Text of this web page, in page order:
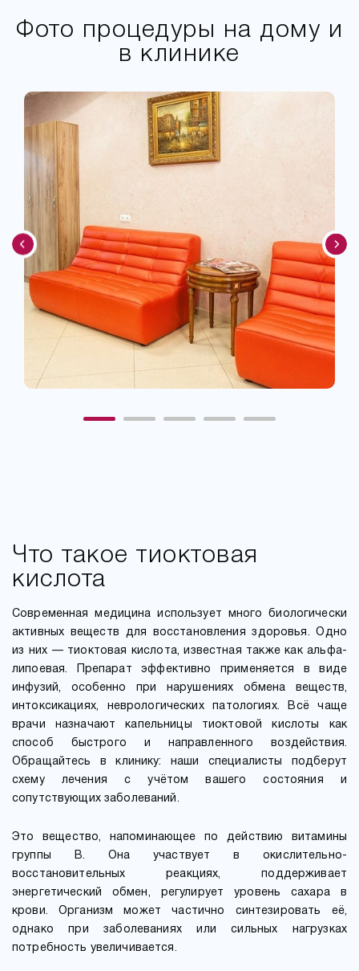
Фото процедуры на дому и
в клинике
Что такое тиоктовая
кислота
Современная медицина использует много биологически
активных веществ для восстановления здоровья. Одно
из них — тиоктовая кислота, известная также как альфа-
липоевая. Препарат эффективно применяется в виде
инфузий, особенно при нарушениях обмена веществ,
интоксикациях, неврологических патологиях. Всё чаще
врачи назначают капельницы тиоктовой кислоты как
способ быстрого и направленного воздействия.
Обращайтесь в клинику: наши специалисты подберут
схему лечения с учётом вашего состояния и
сопутствующих заболеваний.
Это вещество, напоминающее по действию витамины
группы B. Она участвует в окислительно-
восстановительных реакциях, поддерживает
энергетический обмен, регулирует уровень сахара в
крови. Организм может частично синтезировать её,
однако при заболеваниях или сильных нагрузках
потребность увеличивается.